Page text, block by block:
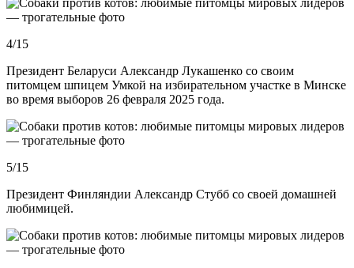
4/15
Президент Беларуси Александр Лукашенко со своим
питомцем шпицем Умкой на избирательном участке в Минске
во время выборов 26 февраля 2025 года.
5/15
Президент Финляндии Александр Стубб со своей домашней
любимицей.